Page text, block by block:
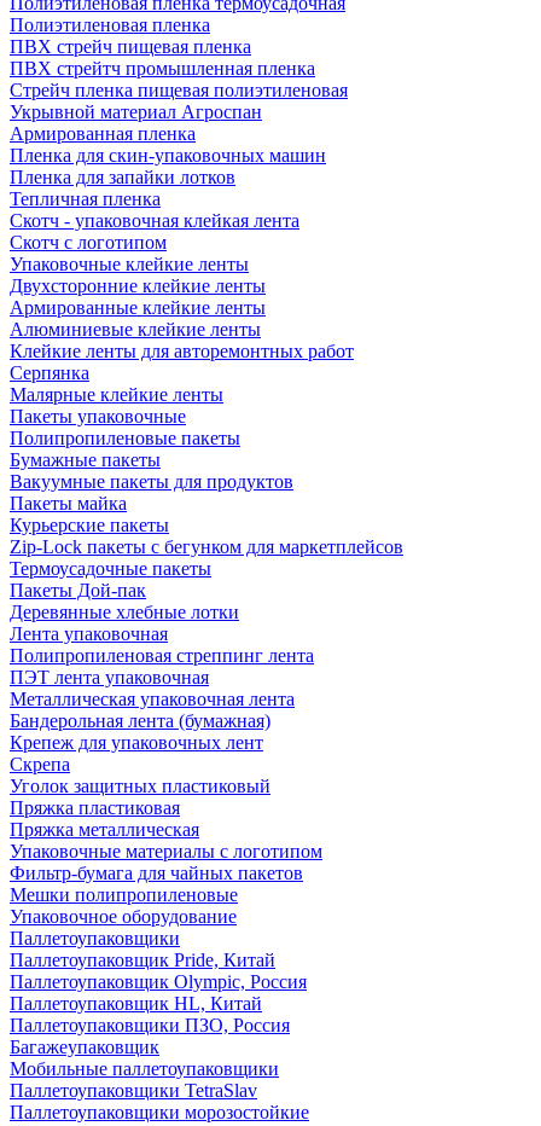
Полиэтиленовая пленка
ПВХ стрейч пищевая пленка
ПВХ стрейтч промышленная пленка
Стрейч пленка пищевая полиэтиленовая
Укрывной материал Агроспан
Армированная пленка
Пленка для скин-упаковочных машин
Пленка для запайки лотков
Тепличная пленка
Скотч - упаковочная клейкая лента
Скотч с логотипом
Упаковочные клейкие ленты
Двухсторонние клейкие ленты
Армированные клейкие ленты
Алюминиевые клейкие ленты
Клейкие ленты для авторемонтных работ
Серпянка
Малярные клейкие ленты
Пакеты упаковочные
Полипропиленовые пакеты
Бумажные пакеты
Вакуумные пакеты для продуктов
Пакеты майка
Курьерские пакеты
Zip-Lock пакеты с бегунком для маркетплейсов
Термоусадочные пакеты
Пакеты Дой-пак
Деревянные хлебные лотки
Лента упаковочная
Полипропиленовая стреппинг лента
ПЭТ лента упаковочная
Металлическая упаковочная лента
Бандерольная лента (бумажная)
Крепеж для упаковочных лент
Скрепа
Уголок защитных пластиковый
Пряжка пластиковая
Пряжка металлическая
Упаковочные материалы с логотипом
Фильтр-бумага для чайных пакетов
Мешки полипропиленовые
Упаковочное оборудование
Паллетоупаковщики
Паллетоупаковщик Pride, Китай
Паллетоупаковщик Olympic, Россия
Паллетоупаковщик HL, Китай
Паллетоупаковщики ПЗО, Россия
Багажеупаковщик
Мобильные паллетоупаковщики
Паллетоупаковщики TetraSlav
Паллетоупаковщики морозостойкие